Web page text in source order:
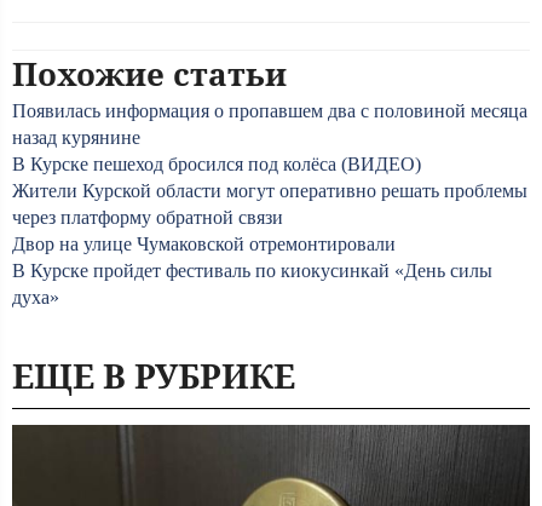
Похожие статьи
Появилась информация о пропавшем два с половиной месяца
назад курянине
В Курске пешеход бросился под колёса (ВИДЕО)
Жители Курской области могут оперативно решать проблемы
через платформу обратной связи
Двор на улице Чумаковской отремонтировали
В Курске пройдет фестиваль по киокусинкай «День силы
духа»
ЕЩЕ В РУБРИКЕ